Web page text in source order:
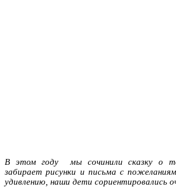
В этом году мы сочинили сказку о
забирает рисунки и письма с
удивлению, наши дети сориентировались